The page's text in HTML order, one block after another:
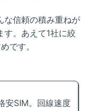
な信頼の積み重ねが
す。あえて1社に絞
です。
安SIM。回線速度